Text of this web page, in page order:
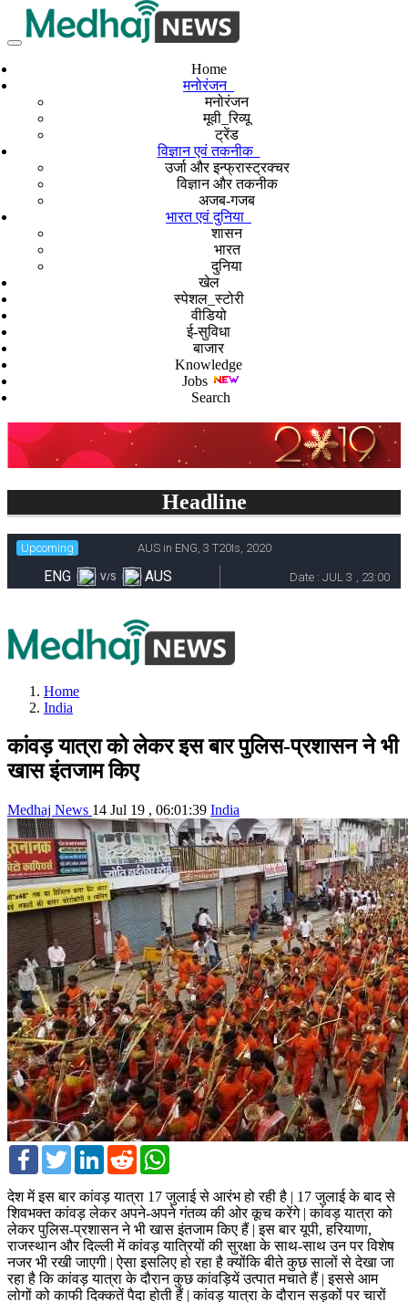
Home
मनोरंजन
मनोरंजन
मूवी_रिव्यू
ट्रेंड
विज्ञान एवं तकनीक
उर्जा और इन्फ्रास्ट्रक्चर
विज्ञान और तकनीक
अजब-गजब
भारत एवं दुनिया
शासन
भारत
दुनिया
खेल
स्पेशल_स्टोरी
वीडियो
ई-सुविधा
बाजार
Knowledge
Jobs
Search
Headline
Home
India
कांवड़ यात्रा को लेकर इस बार पुलिस-प्रशासन ने भी
खास इंतजाम किए
Medhaj News 14 Jul 19 , 06:01:39 India
FacebookTwitterLinkedInReddit
देश में इस बार कांवड़ यात्रा 17 जुलाई से आरंभ हो रही है | 17 जुलाई के बाद से
शिवभक्त कांवड़ लेकर अपने-अपने गंतव्य की ओर कूच करेंगे | कांवड़ यात्रा को
लेकर पुलिस-प्रशासन ने भी खास इंतजाम किए हैं | इस बार यूपी, हरियाणा,
राजस्थान और दिल्ली में कांवड़ यात्रियों की सुरक्षा के साथ-साथ उन पर विशेष
नजर भी रखी जाएगी | ऐसा इसलिए हो रहा है क्योंकि बीते कुछ सालों से देखा जा
रहा है कि कांवड़ यात्रा के दौरान कुछ कांवड़ियें उत्पात मचाते हैं | इससे आम
लोगों को काफी दिक्कतें पैदा होती हैं | कांवड़ यात्रा के दौरान सड़कों पर चारों